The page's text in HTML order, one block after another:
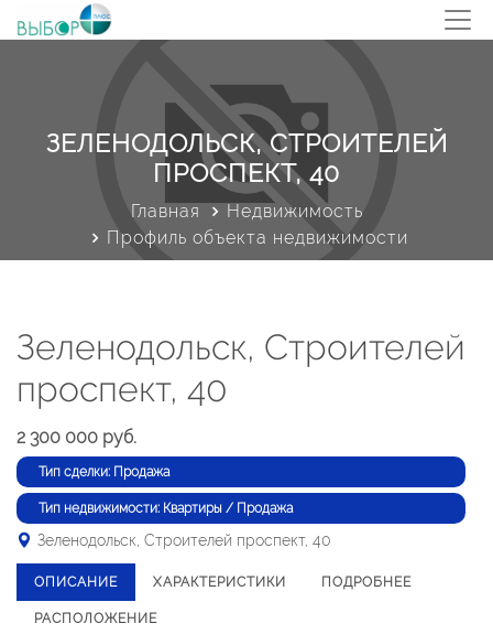
ЗЕЛЕНОДОЛЬСК, СТРОИТЕЛЕЙ
ПРОСПЕКТ, 40
Главная
Недвижимость
Профиль объекта недвижимости
Зеленодольск, Строителей
проспект, 40
2 300 000 руб.
Тип сделки: Продажа
Тип недвижимости: Квартиры / Продажа
Зеленодольск, Строителей проспект, 40
ОПИСАНИЕ ХАРАКТЕРИСТИКИ ПОДРОБНЕЕ
РАСПОЛОЖЕНИЕ